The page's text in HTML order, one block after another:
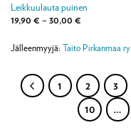
Leikkuulauta puinen
19,90 € – 30,00 €Hintaluokka:
30,00 €
Jälleenmyyjä: Taito Pirkanmaa ry
1 2 3
10
…